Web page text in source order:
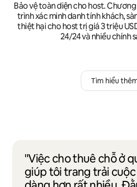
Bảo vệ toàn diện cho host.
trình xác minh danh tính khách,
thiệt hại cho host trị giá 3 triệu
24/24 và nhiều chính
Tìm hiểu
"Việc cho thuê chỗ ở
giúp tôi trang trải